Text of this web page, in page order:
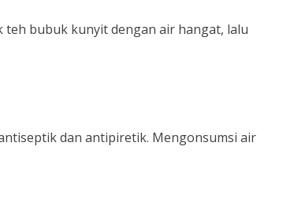
bubuk kunyit dengan air hangat, lalu
dan antipiretik. Mengonsumsi air